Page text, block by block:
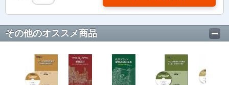
その他のオススメ商品